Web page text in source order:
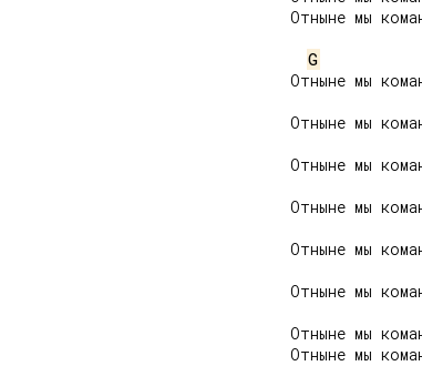
Отныне мы
G
Отныне мы
Отныне мы
Отныне мы
Отныне мы
Отныне мы
Отныне мы
Отныне мы
Отныне мы